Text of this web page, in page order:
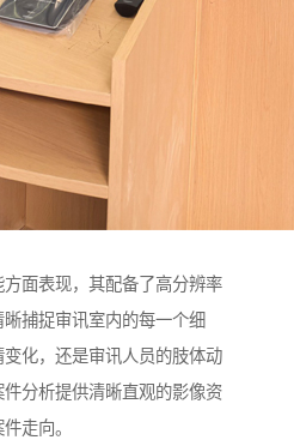
面表现，其配备了高分辨率
捕捉审讯室内的每一个细
化，还是审讯人员的肢体动
分析提供清晰直观的影像资
走向。​